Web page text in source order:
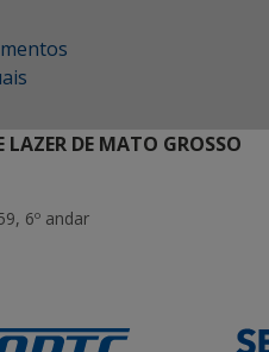
LAZER DE MATO GROSSO
6º andar